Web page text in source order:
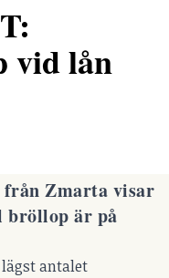
vid lån
Zmarta visar
är på
antalet